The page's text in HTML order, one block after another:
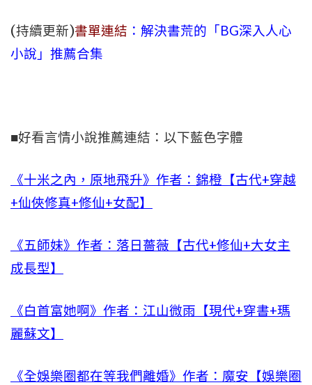
(持續更新)書單連結 ：解決書荒的「BG深入人心
小說」推薦合集
■好看言情小說推薦連結：以下藍色字體
《十米之內，原地飛升》作者：錦橙【古代+穿越
+仙俠修真+修仙+女配】
《五師妹》作者：落日薔薇【古代+修仙+大女主
成長型】
《白首富她啊》作者：江山微雨【現代+穿書+瑪
麗蘇文】
《全娛樂圈都在等我們離婚》作者：魔安【娛樂圈